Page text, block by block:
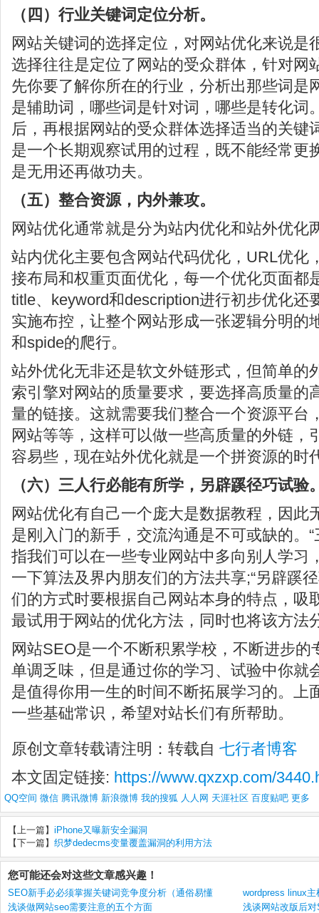
（四）行业关键词定位分析。
网站关键词的选择定位，对网站优化来说是
选择往往是定位了网站的受众群体，针对网
先你要了解你所在的行业，分析出那些词是
是辅助词，哪些词是针对词，哪些是转化词
后，再根据网站的受众群体选择适当的关键
是一个长期观察试用的过程，既不能经常更
是无用还再做功夫。
（五）整合资源，内外兼攻。
网站优化通常就是分为站内优化和站外优化
站内优化主要包含网站代码优化，URL优化
接布局和权重页面优化，每一个优化页面都
title、keyword和description进行初步优化还
实施布控，让整个网站形成一张逻辑分明的
和spide的爬行。
站外优化无非还是软文外链形式，但简单的
索引擎对网站的质量要求，要选择高质量的
量的链接。这就需要我们整合一个资源平台
网站等等，这样可以做一些高质量的外链，
容易些，现在站外优化就是一个拼资源的时
（六）三人行必能有所学，另辟蹊径巧试验
网站优化有自己一个庞大是数据教程，因此
是刚入门的新手，交流沟通是不可或缺的。
指我们可以在一些专业网站中多向别人学习
一下算法及界内朋友们的方法共享;“另辟蹊
们的方式时要根据自己网站本身的特点，吸
最试用于网站的优化方法，同时也将该方法
网站SEO是一个不断积累学校，不断进步的
单调乏味，但是通过你的学习、试验中你就
是值得你用一生的时间不断拓展学习的。上
一些基础常识，希望对站长们有所帮助。
原创文章转载请注明：转载自 七行者博客
本文固定链接: https://www.qxzxp.com/
QQ空间 微信 腾讯微博 新浪微博 我的搜狐 人人网 天涯社区 百度贴吧 更多
【上一篇】 iPhone又曝新安全漏洞
【下一篇】 织梦dedecms变量覆盖漏洞的利用方法
您可能还会对这些文章感兴趣！
SEO新手必必须掌握关键词竞争度分析（通俗易懂
wordpress linux
浅谈做网站seo需要注意的五个方面
浅谈网站改版后